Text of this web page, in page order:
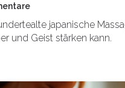
japanische
und Geist stärken kann.